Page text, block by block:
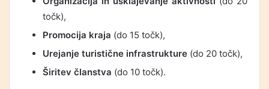
točk),
Promocija kraja (do 15 točk),
Urejanje turistične infrastrukture (do 20 točk),
Širitev članstva (do 10 točk).